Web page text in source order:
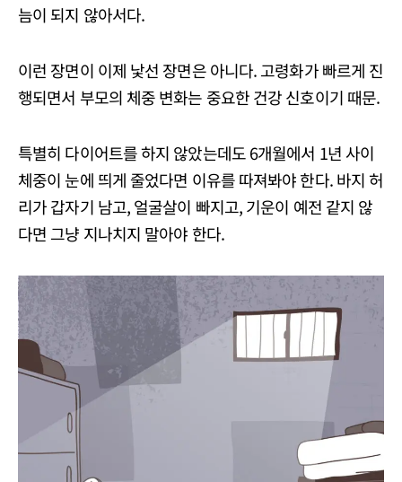
늠이 되지 않아서다.
이런 장면이 이제 낯선 장면은 아니다. 고령화가 빠르게 진
행되면서 부모의 체중 변화는 중요한 건강 신호이기 때문.
특별히 다이어트를 하지 않았는데도 6개월에서 1년 사이
체중이 눈에 띄게 줄었다면 이유를 따져봐야 한다. 바지 허
리가 갑자기 남고, 얼굴살이 빠지고, 기운이 예전 같지 않
다면 그냥 지나치지 말아야 한다.